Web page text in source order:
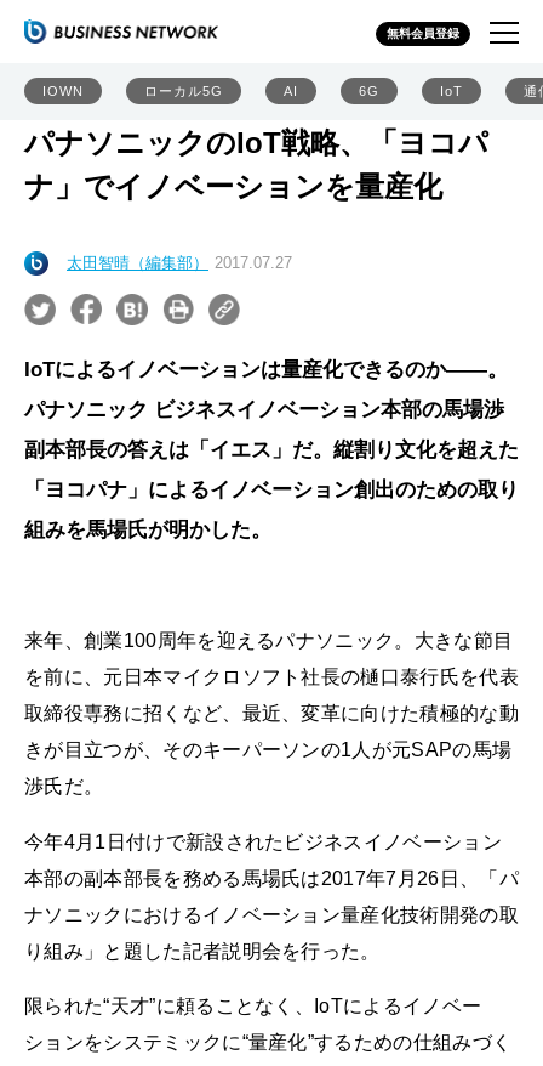
無料会員登録
IOWN ローカル5G AI 6G IoT 通
パナソニックのIoT戦略、「ヨコパ
ナ」でイノベーションを量産化
太田智晴（編集部） 2017.07.27
IoTによるイノベーションは量産化できるのか――。
パナソニック ビジネスイノベーション本部の馬場渉
副本部長の答えは「イエス」だ。縦割り文化を超えた
「ヨコパナ」によるイノベーション創出のための取り
組みを馬場氏が明かした。
来年、創業100周年を迎えるパナソニック。大きな節目
を前に、元日本マイクロソフト社長の樋口泰行氏を代表
取締役専務に招くなど、最近、変革に向けた積極的な動
きが目立つが、そのキーパーソンの1人が元SAPの馬場
渉氏だ。
今年4月1日付けで新設されたビジネスイノベーション
本部の副本部長を務める馬場氏は2017年7月26日、「パ
ナソニックにおけるイノベーション量産化技術開発の取
り組み」と題した記者説明会を行った。
限られた“天才”に頼ることなく、IoTによるイノベー
ションをシステミックに“量産化”するための仕組みづく